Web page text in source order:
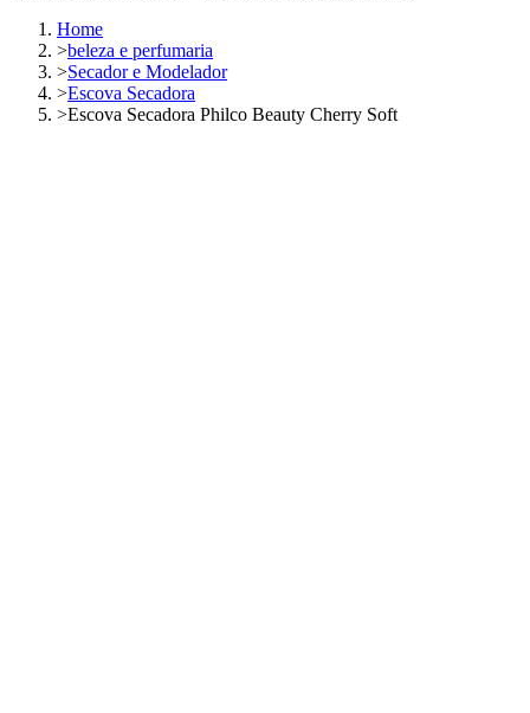
Home
>beleza e perfumaria
>Secador e Modelador
>Escova Secadora
>Escova Secadora Philco Beauty Cherry Soft